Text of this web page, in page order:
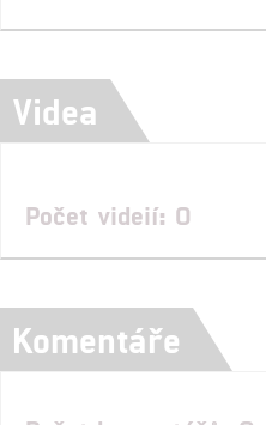
Videa
Počet videií: 0
Komentáře